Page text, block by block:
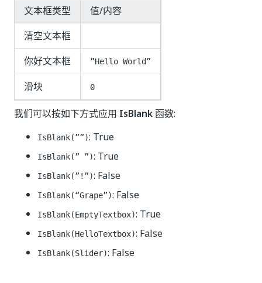
文本框类型
值/内容
清空文本框
你好文本框
”Hello World”
滑块 0
我们可以按如下方式应用 IsBlank 函数:
IsBlank(””): True
IsBlank(” ”): True
IsBlank(”!”): False
IsBlank(“Grape”): False
IsBlank(EmptyTextbox): True
IsBlank(HelloTextbox): False
IsBlank(Slider): False